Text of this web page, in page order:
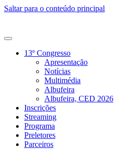
Saltar para o conteúdo principal
13º Congresso
Apresentação
Notícias
Multimédia
Albufeira
Albufeira, CED 2026
Inscrições
Streaming
Programa
Preletores
Parceiros